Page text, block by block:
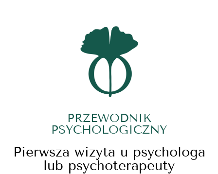
PRZEWODNIK
PSYCHOLOGICZNY
Pierwsza wizyta u psychologa
lub psychoterapeuty